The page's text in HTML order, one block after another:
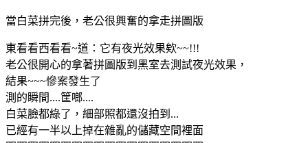
當白菜拼完後，老公很興奮的拿走拼圖版
東看看西看看~道：它有夜光效果欸~~!!!
老公很開心的拿著拼圖版到黑室去測試夜光效果，
結果~~~慘案發生了
測的瞬間....筐啷....
白菜臉都綠了，細部照都還沒拍到...
已經有一半以上掉在雜亂的儲藏空間裡面